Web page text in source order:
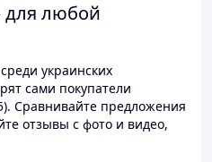
любой
украинских
сами покупатели
Сравнивайте предложения
отзывы с фото и видео,